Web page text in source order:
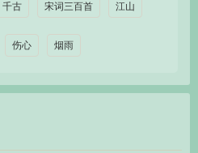
千古 宋词三百首 江山
伤心 烟雨